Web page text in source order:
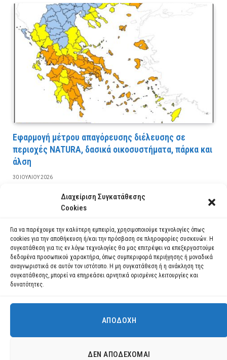
Διαχείριση Συγκατάθεσης
Cookies
Για να παρέχουμε την καλύτερη εμπειρία, χρησιμοποιούμε τεχνολογίες όπως
cookies για την αποθήκευση ή/και την πρόσβαση σε πληροφορίες συσκευών. Η
συγκατάθεση για τις εν λόγω τεχνολογίες θα μας επιτρέψει να επεξεργαστούμε
δεδομένα προσωπικού χαρακτήρα, όπως συμπεριφορά περιήγησης ή μοναδικά
αναγνωριστικά σε αυτόν τον ιστότοπο. Η μη συγκατάθεση ή η ανάκληση της
συγκατάθεσης, μπορεί να επηρεάσει αρνητικά ορισμένες λειτουργίες και
δυνατότητες.
ΑΠΟΔΟΧΉ
ΔΕΝ ΑΠΟΔΈΧΟΜΑΙ
Εφαρμογή μέτρου απαγόρευσης διέλευσης σε
περιοχές NATURA, δασικά οικοσυστήματα, πάρκα και
άλση
30 ΙΟΥΛΊΟΥ 2026
ΔΙΑΒΆΣΤΕ ΠΕΡΙΣΣΌΤΕΡΑ
Χρησιμοποιούμε cookies για να σας προσφέρουμε τη βέλτιστη εμπειρία
πλοήγησης στον ιστότοπό μας.
ρυθμίσεις